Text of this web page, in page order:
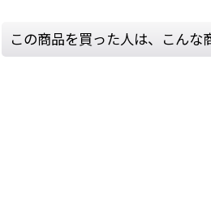
この商品を買った人は、こんな